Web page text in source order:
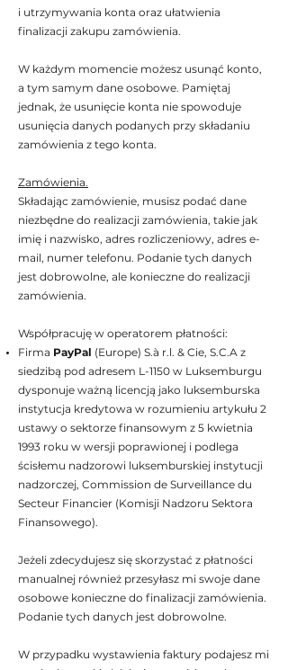
i utrzymywania konta oraz ułatwienia
finalizacji zakupu zamówienia.
W każdym momencie możesz usunąć konto,
a tym samym dane osobowe. Pamiętaj
jednak, że usunięcie konta nie spowoduje
usunięcia danych podanych przy składaniu
zamówienia z tego konta.
Zamówienia.
Składając zamówienie, musisz podać dane
niezbędne do realizacji zamówienia, takie jak
imię i nazwisko, adres rozliczeniowy, adres e-
mail, numer telefonu. Podanie tych danych
jest dobrowolne, ale konieczne do realizacji
zamówienia.
Współpracuję w operatorem płatności:
Firma PayPal (Europe) S.à r.l. & Cie, S.C.A z
siedzibą pod adresem L-1150 w Luksemburgu
dysponuje ważną licencją jako luksemburska
instytucja kredytowa w rozumieniu artykułu 2
ustawy o sektorze finansowym z 5 kwietnia
1993 roku w wersji poprawionej i podlega
ścisłemu nadzorowi luksemburskiej instytucji
nadzorczej, Commission de Surveillance du
Secteur Financier (Komisji Nadzoru Sektora
Finansowego).
Jeżeli zdecydujesz się skorzystać z płatności
manualnej również przesyłasz mi swoje dane
osobowe konieczne do finalizacji zamówienia.
Podanie tych danych jest dobrowolne.
W przypadku wystawienia faktury podajesz mi